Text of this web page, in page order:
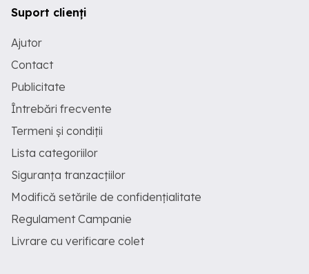
Suport clienți
Ajutor
Contact
Publicitate
Întrebări frecvente
Termeni și condiții
Lista categoriilor
Siguranța tranzacțiilor
Modifică setările de confidențialitate
Regulament Campanie
Livrare cu verificare colet